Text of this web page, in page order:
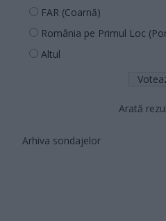
FAR (Coarnă)
România pe Primul Loc
Altul
Arată
Arhiva sondajelor